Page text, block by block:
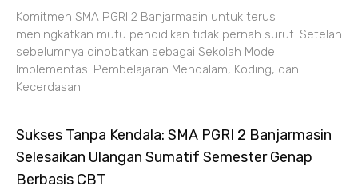
Komitmen SMA PGRI 2 Banjarmasin untuk terus
meningkatkan mutu pendidikan tidak pernah surut. Setelah
sebelumnya dinobatkan sebagai Sekolah Model
Implementasi Pembelajaran Mendalam, Koding, dan
Kecerdasan
Sukses Tanpa Kendala: SMA PGRI 2 Banjarmasin
Selesaikan Ulangan Sumatif Semester Genap
Berbasis CBT